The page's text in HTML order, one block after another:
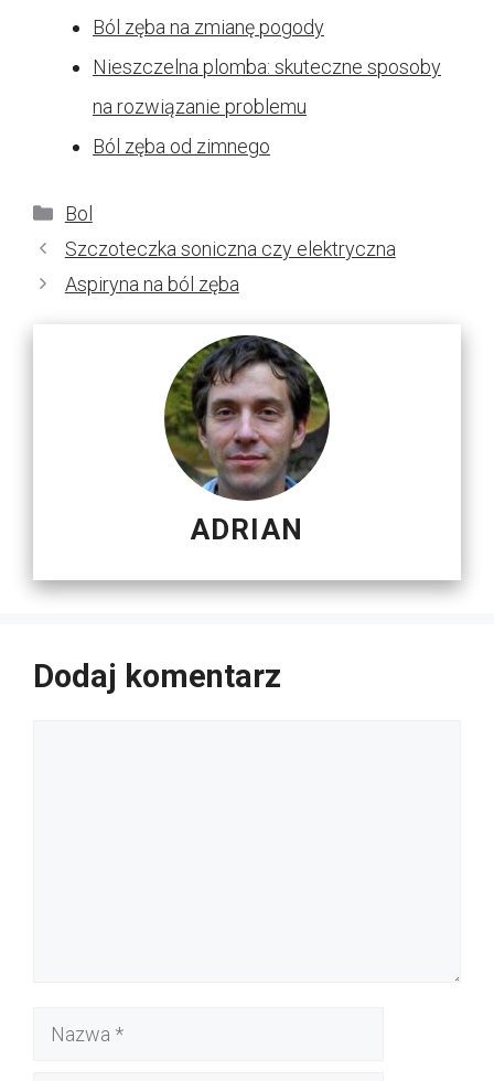
Ból zęba na zmianę pogody
Nieszczelna plomba: skuteczne sposoby
na rozwiązanie problemu
Ból zęba od zimnego
Kategorie
Bol
Szczoteczka soniczna czy elektryczna
Aspiryna na ból zęba
ADRIAN
Dodaj komentarz
Nazwa